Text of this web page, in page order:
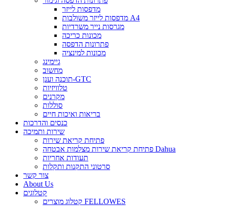
מדפסות לייזר
מדפסות לייזר משולבות A4
מגרסות נייר משרדיות
מכונות כריכה
פתרונות הדפסה
מכונות למינציה
גיימינג
מחשוב
תוכנה וענן-GTC
טלוויזיות
מקרנים
סוללות
בריאות ואיכות חיים
כנסים והדרכות
שירות ותמיכה
פתיחת קריאת שירות
פתיחת קריאת שירות מצלמות אבטחה Dahua
תעודות אחריות
סרטוני התקנות ותקלות
צור קשר
About Us
קטלוגים
קטלוג מוצרים FELLOWES